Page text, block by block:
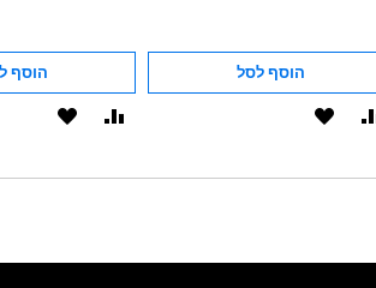
הוסף
הוסף
הוסף לסל
הוסף